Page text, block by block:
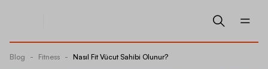
Blog - Fitness - Nasıl Fit Vücut Sahibi Olunur?